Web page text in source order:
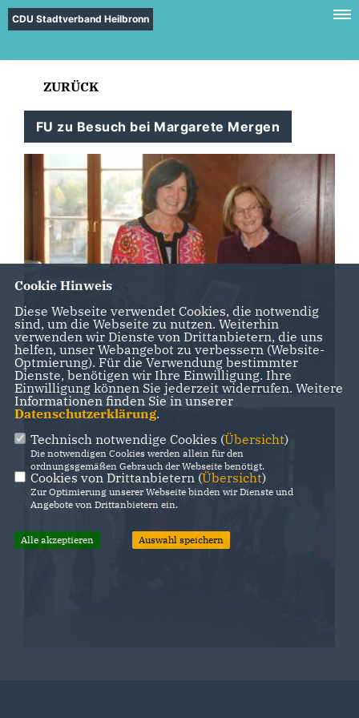
CDU Stadtverband Heilbronn
ZURÜCK
FU zu Besuch bei Margarete Mergen
Cookie Hinweis
Diese Webseite verwendet Cookies, die notwendig
sind, um die Webseite zu nutzen. Weiterhin
verwenden wir Dienste von Drittanbietern, die uns
helfen, unser Webangebot zu verbessern (Website-
Optmierung). Für die Verwendung bestimmter
Dienste, benötigen wir Ihre Einwilligung. Ihre
Einwilligung können Sie jederzeit widerrufen. Weitere
Informationen finden Sie in unserer
Datenschutzerklärung.
Technisch notwendige Cookies (Übersicht)
Die notwendigen Cookies werden allein für den
ordnungsgemäßen Gebrauch der Webseite benötigt.
Cookies von Drittanbietern (Übersicht)
Zur Optimierung unserer Webseite binden wir Dienste und
Angebote von Drittanbietern ein.
Alle akzeptieren Auswahl speichern